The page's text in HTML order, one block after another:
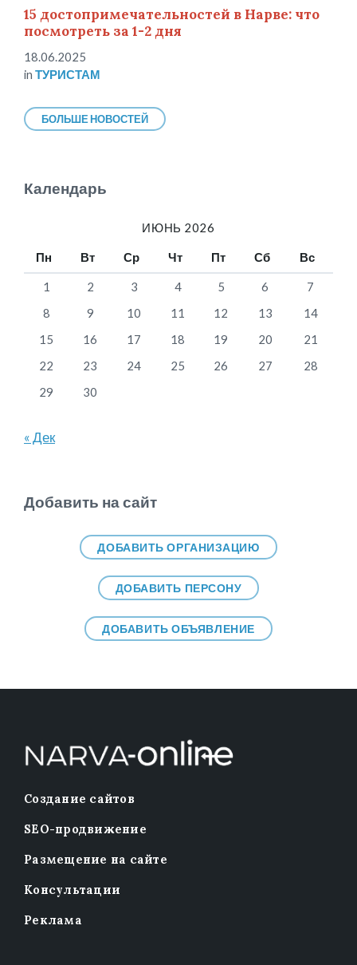
15 достопримечательностей в Нарве: что
посмотреть за 1-2 дня
18.06.2025
in ТУРИСТАМ
БОЛЬШЕ НОВОСТЕЙ
Календарь
ИЮНЬ 2026
Пн Вт Ср Чт Пт Сб Вс
1 2 3 4 5 6
7
8
9 10 11 12 13
14
15
16 17 18 19 20
21
22
23 24 25 26 27
28
29
30
« Дек
Добавить на сайт
ДОБАВИТЬ ОРГАНИЗАЦИЮ
ДОБАВИТЬ ПЕРСОНУ
ДОБАВИТЬ ОБЪЯВЛЕНИЕ
Создание сайтов
SEO-продвижение
Размещение на сайте
Консультации
Реклама